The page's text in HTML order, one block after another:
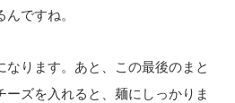
ですね。
なります。あと、この最後のまと
ーズを入れると、麺にしっかりま